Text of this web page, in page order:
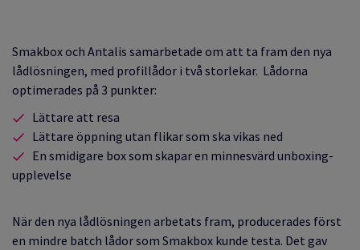
Smakbox och Antalis samarbetade om att ta fram den nya
lådlösningen, med profillådor i två storlekar. Lådorna
optimerades på 3 punkter:
Lättare att resa
Lättare öppning utan flikar som ska vikas ned
En smidigare box som skapar en minnesvärd unboxing-
upplevelse
När den nya lådlösningen arbetats fram, producerades först
en mindre batch lådor som Smakbox kunde testa. Det gav